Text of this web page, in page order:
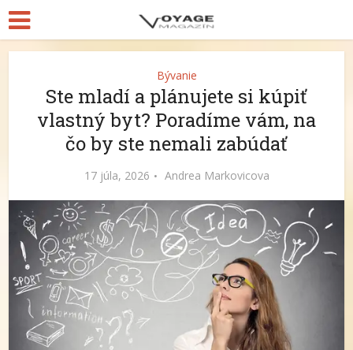
Bývanie
Ste mladí a plánujete si kúpiť
vlastný byt? Poradíme vám, na
čo by ste nemali zabúdať
17 júla, 2026 Andrea Markovicova